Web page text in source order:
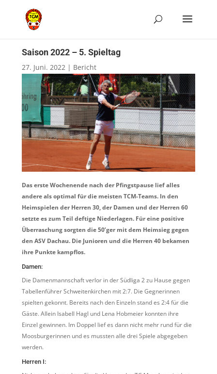
Saison 2022 – 5. Spieltag
27. Juni. 2022| Bericht
Das erste Wochenende nach der Pfingstpause lief alles
andere als optimal für die meisten TCM-Teams. In den
Heimspielen der Herren 30, der Damen und der Herren 60
setzte es zum Teil deftige Niederlagen. Für eine positive
Überraschung sorgten die 50’ger mit dem Heimsieg gegen
den ASV Dachau. Die Junioren und die Herren 40 bekamen
ihre Punkte kampflos.
Damen:
Die Damenmannschaft verlor in der Südliga 2 zu Hause gegen
Tabellenführer Schweitenkirchen mit 2:7. Die Gegnerinnen
spielten gekonnt. Bereits nach den Einzeln stand es 2:4 für die
Gäste. Allein Isabell Hagl und Lena Hobmeier konnten ihre
Einzel gewinnen. Im Doppel lief es dann nicht mehr rund für die
Moosburgerinnen und es mussten alle drei Spiele abgegeben
werden.
Herren I: